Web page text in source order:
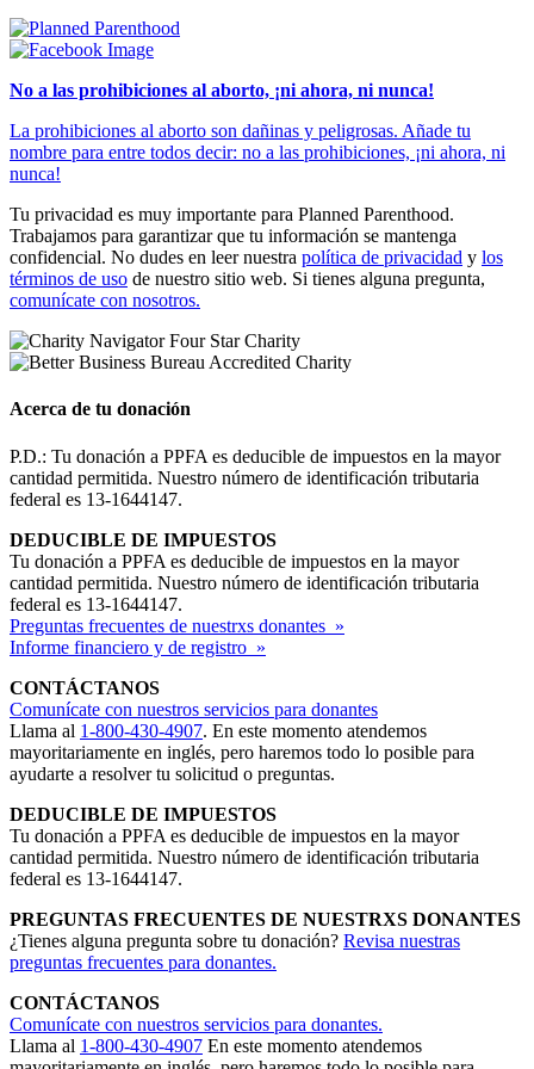
No a las prohibiciones al aborto, ¡ni ahora, ni nunca!
La prohibiciones al aborto son dañinas y peligrosas. Añade tu
nombre para entre todos decir: no a las prohibiciones, ¡ni ahora, ni
nunca!
Tu privacidad es muy importante para Planned Parenthood.
Trabajamos para garantizar que tu información se mantenga
confidencial. No dudes en leer nuestra política de privacidad y los
términos de uso de nuestro sitio web. Si tienes alguna pregunta,
comunícate con nosotros.
Acerca de tu donación
P.D.: Tu donación a PPFA es deducible de impuestos en la mayor
cantidad permitida. Nuestro número de identificación tributaria
federal es 13-1644147.
DEDUCIBLE DE IMPUESTOS
Tu donación a PPFA es deducible de impuestos en la mayor
cantidad permitida. Nuestro número de identificación tributaria
federal es 13-1644147.
Preguntas frecuentes de nuestrxs donantes »
Informe financiero y de registro »
CONTÁCTANOS
Comunícate con nuestros servicios para donantes
Llama al 1-800-430-4907. En este momento atendemos
mayoritariamente en inglés, pero haremos todo lo posible para
ayudarte a resolver tu solicitud o preguntas.
DEDUCIBLE DE IMPUESTOS
Tu donación a PPFA es deducible de impuestos en la mayor
cantidad permitida. Nuestro número de identificación tributaria
federal es 13-1644147.
PREGUNTAS FRECUENTES DE NUESTRXS DONANTES
¿Tienes alguna pregunta sobre tu donación? Revisa nuestras
preguntas frecuentes para donantes.
CONTÁCTANOS
Comunícate con nuestros servicios para donantes.
Llama al 1-800-430-4907 En este momento atendemos